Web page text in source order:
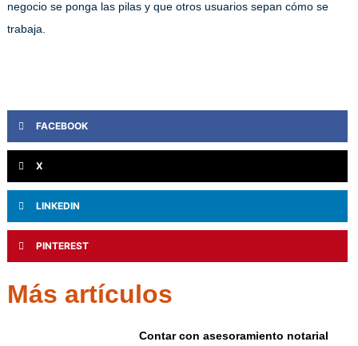
negocio se ponga las pilas y que otros usuarios sepan cómo se
trabaja.
FACEBOOK
X
LINKEDIN
PINTEREST
Más artículos
Contar con asesoramiento notarial